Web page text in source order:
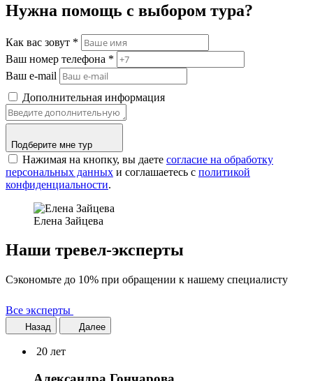
Нужна помощь с выбором тура?
Как вас зовут *
Ваш номер телефона *
Ваш e-mail
Дополнительная информация
Подберите мне тур
Нажимая на кнопку, вы даете согласие на обработку
персональных данных и соглашаетесь c политикой
конфиденциальности.
Елена Зайцева
Наши тревел-эксперты
Сэкономьте до 10% при обращении к нашему специалисту
Все эксперты
Назад Далее
20 лет